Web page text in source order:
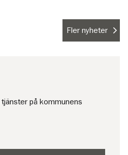
Fler nyheter
tjänster på kommunens